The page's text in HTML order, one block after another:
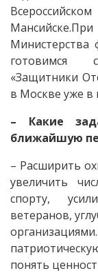
Министерства
готовимся
«Защитники
в Москве уже в
– Какие
ближайшую
– Расширить
увеличить
спорту,
ветеранов,
понять